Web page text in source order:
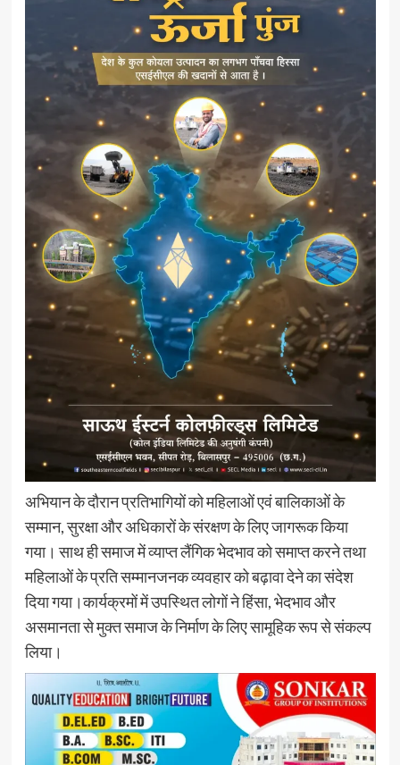
अभियान के दौरान प्रतिभागियों को महिलाओं एवं बालिकाओं के
सम्मान, सुरक्षा और अधिकारों के संरक्षण के लिए जागरूक किया
गया। साथ ही समाज में व्याप्त लैंगिक भेदभाव को समाप्त करने तथा
महिलाओं के प्रति सम्मानजनक व्यवहार को बढ़ावा देने का संदेश
दिया गया।कार्यक्रमों में उपस्थित लोगों ने हिंसा, भेदभाव और
असमानता से मुक्त समाज के निर्माण के लिए सामूहिक रूप से संकल्प
लिया।